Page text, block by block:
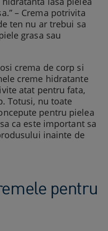
– Crema potrivita
ten nu ar trebui sa
grasa sau
crema de corp si
creme hidratante
atat pentru fata,
Totusi, nu toate
pentru pielea
ca este important sa
inainte de
pentru